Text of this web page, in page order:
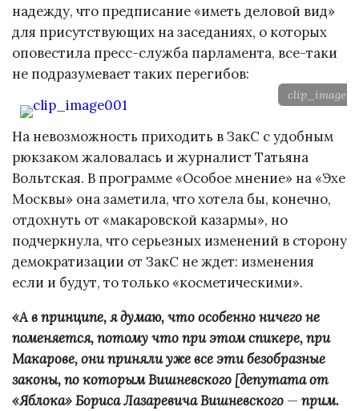
надежду, что предписание «иметь деловой вид»
для присутствующих на заседаниях, о которых
оповестила пресс-служба парламента, все-таки
не подразумевает таких перегибов:
На невозможность приходить в ЗакС с удобным
рюкзаком жаловалась и журналист Татьяна
Вольтская. В программе «Особое мнение» на «Эхе
Москвы» она заметила, что хотела бы, конечно,
отдохнуть от «макаровской казармы», но
подчеркнула, что серьезных изменений в сторону
демократизации от ЗакС не ждет: изменения
если и будут, то только «косметическими».
«А в принципе, я думаю, что особенно ничего не
поменяется, потому что при этом спикере, при
Макарове, они приняли уже все эти безобразные
законы, по которым Вишневского [депутата от
«Яблока» Бориса Лазаревича Вишневского — прим.